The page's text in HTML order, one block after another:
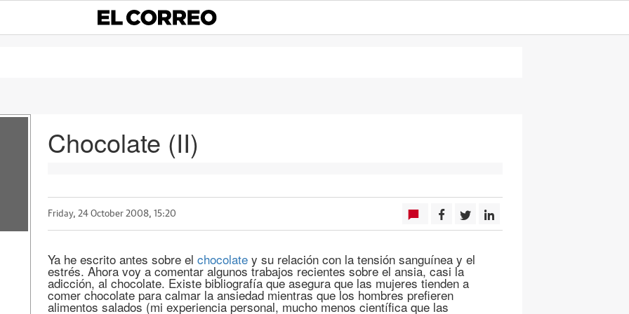
Chocolate (II)
Friday, 24 October 2008, 15:20
Ya he escrito antes sobre el chocolate y su relación con la tensión sanguínea y el
estrés. Ahora voy a comentar algunos trabajos recientes sobre el ansia, casi la
adicción, al chocolate. Existe bibliografía que asegura que las mujeres tienden a
comer chocolate para calmar la ansiedad mientras que los hombres prefieren
alimentos salados (mi experiencia personal, mucho menos científica que las